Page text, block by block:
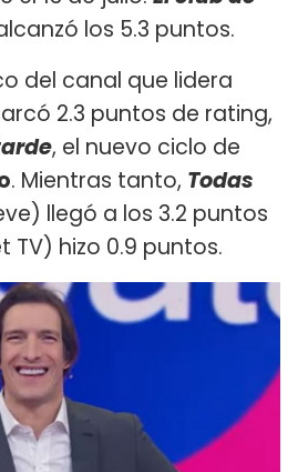
los 5.3 puntos.
del canal que lidera
2.3 puntos de rating,
, el nuevo ciclo de
. Mientras tanto, Todas
llegó a los 3.2 puntos
TV) hizo 0.9 puntos.